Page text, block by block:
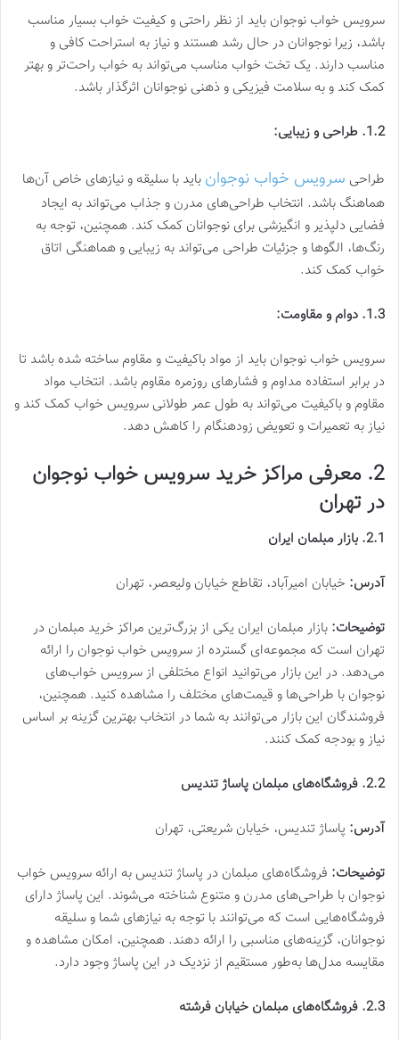
سرویس خواب نوجوان باید از نظر راحتی و کیفیت خواب بسیار مناسب
باشد، زیرا نوجوانان در حال رشد هستند و نیاز به استراحت کافی و
مناسب دارند. یک تخت خواب مناسب می‌تواند به خواب راحت‌تر و بهتر
کمک کند و به سلامت فیزیکی و ذهنی نوجوانان اثرگذار باشد.
1.2. طراحی و زیبایی:
طراحی سرویس خواب نوجوان باید با سلیقه و نیازهای خاص آن‌ها
هماهنگ باشد. انتخاب طراحی‌های مدرن و جذاب می‌تواند به ایجاد
فضایی دلپذیر و انگیزشی برای نوجوانان کمک کند. همچنین، توجه به
رنگ‌ها، الگوها و جزئیات طراحی می‌تواند به زیبایی و هماهنگی اتاق
خواب کمک کند.
1.3. دوام و مقاومت:
سرویس خواب نوجوان باید از مواد باکیفیت و مقاوم ساخته شده باشد تا
در برابر استفاده مداوم و فشارهای روزمره مقاوم باشد. انتخاب مواد
مقاوم و باکیفیت می‌تواند به طول عمر طولانی سرویس خواب کمک کند و
نیاز به تعمیرات و تعویض زودهنگام را کاهش دهد.
2. معرفی مراکز خرید سرویس خواب نوجوان
در تهران
2.1. بازار مبلمان ایران
آدرس: خیابان امیرآباد، تقاطع خیابان ولیعصر، تهران
توضیحات: بازار مبلمان ایران یکی از بزرگ‌ترین مراکز خرید مبلمان در
تهران است که مجموعه‌ای گسترده از سرویس خواب نوجوان را ارائه
می‌دهد. در این بازار می‌توانید انواع مختلفی از سرویس خواب‌های
نوجوان با طراحی‌ها و قیمت‌های مختلف را مشاهده کنید. همچنین،
فروشندگان این بازار می‌توانند به شما در انتخاب بهترین گزینه بر اساس
نیاز و بودجه کمک کنند.
2.2. فروشگاه‌های مبلمان پاساژ تندیس
آدرس: پاساژ تندیس، خیابان شریعتی، تهران
توضیحات: فروشگاه‌های مبلمان در پاساژ تندیس به ارائه سرویس خواب
نوجوان با طراحی‌های مدرن و متنوع شناخته می‌شوند. این پاساژ دارای
فروشگاه‌هایی است که می‌توانند با توجه به نیازهای شما و سلیقه
نوجوانان، گزینه‌های مناسبی را ارائه دهند. همچنین، امکان مشاهده و
مقایسه مدل‌ها به‌طور مستقیم از نزدیک در این پاساژ وجود دارد.
2.3. فروشگاه‌های مبلمان خیابان فرشته